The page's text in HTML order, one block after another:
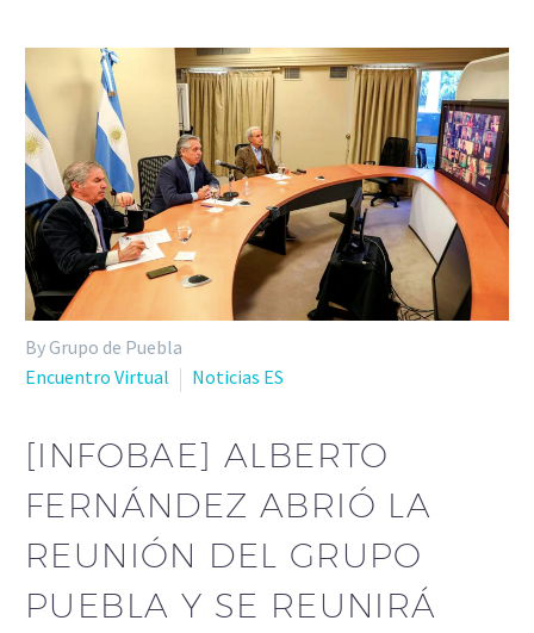
By Grupo de Puebla
Encuentro Virtual
Noticias ES
[INFOBAE] ALBERTO
FERNÁNDEZ ABRIÓ LA
REUNIÓN DEL GRUPO
PUEBLA Y SE REUNIRÁ